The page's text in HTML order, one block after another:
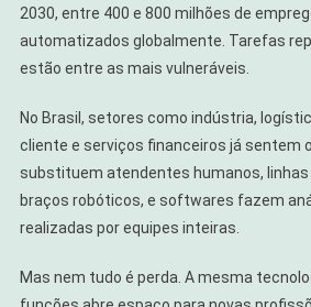
2030, entre 400 e 800 milhões de
automatizados globalmente. Tarefas
estão entre as mais vulneráveis.
No Brasil, setores como indústria,
cliente e serviços financeiros já sentem
substituem atendentes humanos,
braços robóticos, e softwares fazem
realizadas por equipes inteiras.
Mas nem tudo é perda. A mesma